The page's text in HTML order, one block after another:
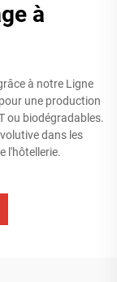
à
à notre Ligne
une production
ou biodégradables.
dans les
l'hôtellerie.